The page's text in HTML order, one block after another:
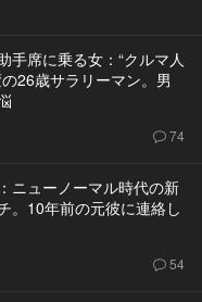
手席に乗る女：“クルマ人
26歳サラリーマン。男
74
ニューノーマル時代の新
。10年前の元彼に連絡し
54